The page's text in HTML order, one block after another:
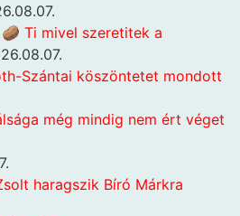
Ti mivel szeretitek a
Szántai köszöntetet mondott
még mindig nem ért véget
haragszik Bíró Márkra